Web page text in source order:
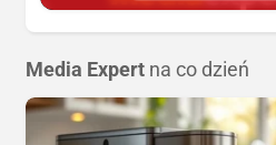
Media Expert na co dzień